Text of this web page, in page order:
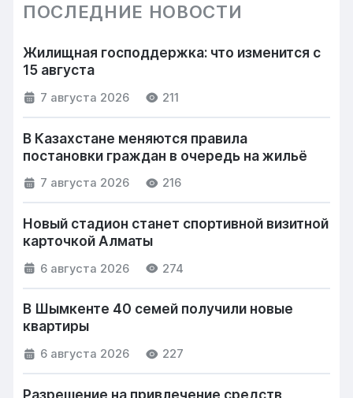
ПОСЛЕДНИЕ НОВОСТИ
Жилищная господдержка: что изменится с
15 августа
7 августа 2026 211
В Казахстане меняются правила
постановки граждан в очередь на жильё
7 августа 2026 216
Новый стадион станет спортивной визитной
карточкой Алматы
6 августа 2026 274
В Шымкенте 40 семей получили новые
квартиры
6 августа 2026 227
Разрешение на привлечение средств